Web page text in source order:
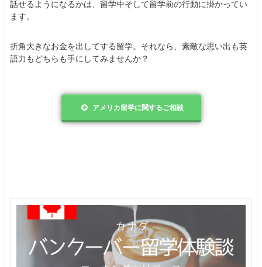
話せるようになるかは、留学中そして留学前の行動に掛かってい
ます。
折角大きなお金を出してする留学。それなら、素敵な思い出も英
語力もどちらも手にしてみませんか？
アメリカ留学に関するご相談